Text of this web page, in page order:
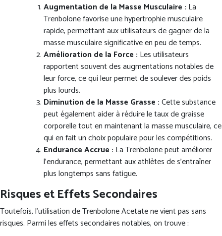
Augmentation de la Masse Musculaire : La
Trenbolone favorise une hypertrophie musculaire
rapide, permettant aux utilisateurs de gagner de la
masse musculaire significative en peu de temps.
Amélioration de la Force : Les utilisateurs
rapportent souvent des augmentations notables de
leur force, ce qui leur permet de soulever des poids
plus lourds.
Diminution de la Masse Grasse :Cette substance
peut également aider à réduire le taux de graisse
corporelle tout en maintenant la masse musculaire, ce
qui en fait un choix populaire pour les compétitions.
Endurance Accrue : La Trenbolone peut améliorer
l’endurance, permettant aux athlètes de s’entraîner
plus longtemps sans fatigue.
Risques et Effets Secondaires
Toutefois, l’utilisation de Trenbolone Acetate ne vient pas sans
risques. Parmi les effets secondaires notables, on trouve :